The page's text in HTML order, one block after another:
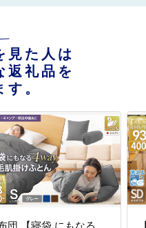
見た人は
返礼品を
す。
団 【寝袋 にもなる